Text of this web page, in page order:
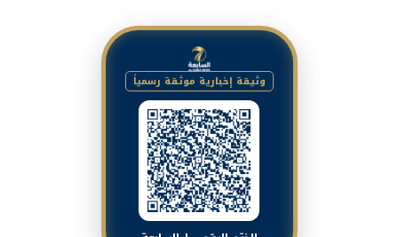
وثيقة إخبارية موثقة رسمياً